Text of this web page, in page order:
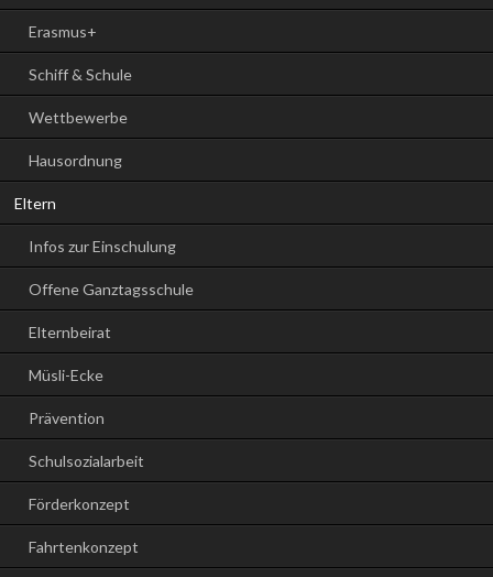
Erasmus+
Schiff & Schule
Wettbewerbe
Hausordnung
Eltern
Infos zur Einschulung
Offene Ganztagsschule
Elternbeirat
Müsli-Ecke
Prävention
Schulsozialarbeit
Förderkonzept
Fahrtenkonzept